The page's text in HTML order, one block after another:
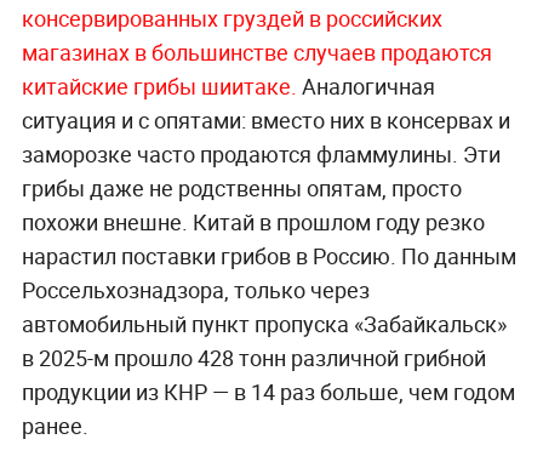
консервированных груздей в российских
магазинах в большинстве случаев продаются
китайские грибы шиитаке. Аналогичная
ситуация и с опятами: вместо них в консервах и
заморозке часто продаются фламмулины. Эти
грибы даже не родственны опятам, просто
похожи внешне. Китай в прошлом году резко
нарастил поставки грибов в Россию. По данным
Россельхознадзора, только через
автомобильный пункт пропуска «Забайкальск»
в 2025-м прошло 428 тонн различной грибной
продукции из КНР — в 14 раз больше, чем годом
ранее.